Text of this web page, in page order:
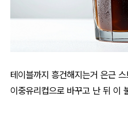
테이블까지 흥건해지는거 은근
이중유리컵으로 바꾸고 난 뒤 이